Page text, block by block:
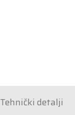
Tehnički detalji